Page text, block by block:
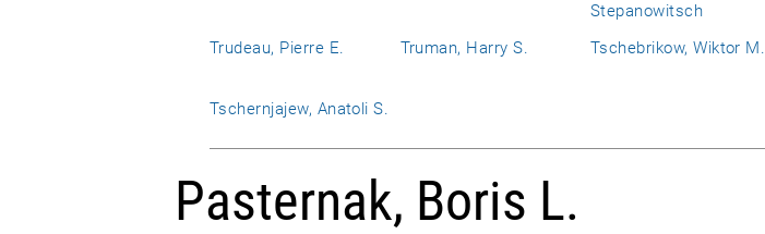
Stepanowitsch
Trudeau, Pierre E. Truman, Harry S. Tschebrikow, Wiktor M.
Tschernjajew, Anatoli S.
Pasternak, Boris L.